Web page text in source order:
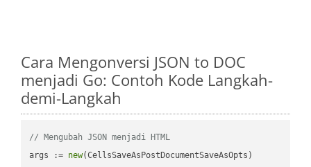
Cara Mengonversi JSON to DOC
menjadi Go: Contoh Kode Langkah-
demi-Langkah
// Mengubah JSON menjadi HTML
args := new(CellsSaveAsPostDocumentSaveAsOpts)